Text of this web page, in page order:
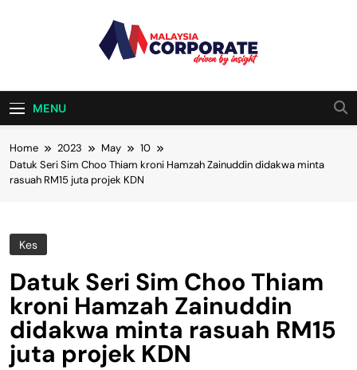
Malaysia
Corporate
MENU
Home 2023 May
10
Datuk Seri Sim Choo Thiam kroni Hamzah Zainuddin didakwa minta
rasuah RM15 juta projek KDN
Kes
Datuk Seri Sim Choo Thiam
kroni Hamzah Zainuddin
didakwa minta rasuah RM15
juta projek KDN